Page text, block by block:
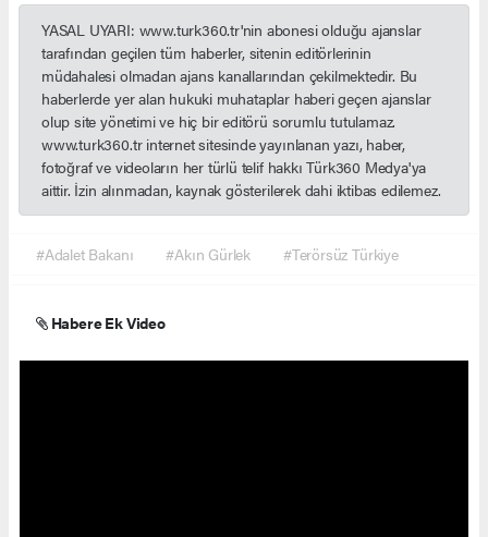
YASAL UYARI: www.turk360.tr'nin abonesi olduğu ajanslar
tarafından geçilen tüm haberler, sitenin editörlerinin
müdahalesi olmadan ajans kanallarından çekilmektedir. Bu
haberlerde yer alan hukuki muhataplar haberi geçen ajanslar
olup site yönetimi ve hiç bir editörü sorumlu tutulamaz.
www.turk360.tr internet sitesinde yayınlanan yazı, haber,
fotoğraf ve videoların her türlü telif hakkı Türk360 Medya'ya
aittir. İzin alınmadan, kaynak gösterilerek dahi iktibas edilemez.
#Adalet Bakanı #Akın Gürlek #Terörsüz Türkiye
Habere Ek Video